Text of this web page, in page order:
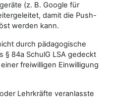
(z. B. Google für
damit die Push-
werden kann.
durch pädagogische
§ 84a SchulG LSA gedeckt
freiwilligen Einwilligung
Lehrkräfte veranlasste